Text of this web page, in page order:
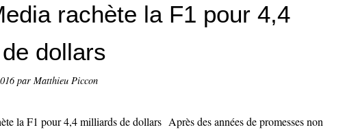
rachète la F1 pour 4,4
dollars
par Matthieu Piccon
Après des années de promesses non